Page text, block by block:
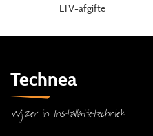
LTV-afgifte
Technea
Wijzer in Installatietechniek